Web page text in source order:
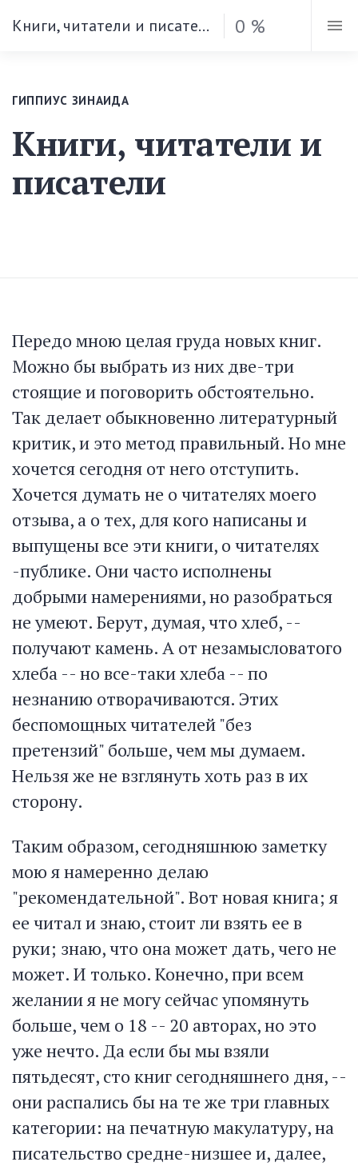
Книги, читатели и писатели 0 %
ГИППИУС ЗИНАИДА
Книги, читатели и
писатели
Передо мною целая груда новых книг.
Можно бы выбрать из них две-три
стоящие и поговорить обстоятельно.
Так делает обыкновенно литературный
критик, и это метод правильный. Но мне
хочется сегодня от него отступить.
Хочется думать не о читателях моего
отзыва, а о тех, для кого написаны и
выпущены все эти книги, о читателях
-публике. Они часто исполнены
добрыми намерениями, но разобраться
не умеют. Берут, думая, что хлеб, --
получают камень. А от незамысловатого
хлеба -- но все-таки хлеба -- по
незнанию отворачиваются. Этих
беспомощных читателей "без
претензий" больше, чем мы думаем.
Нельзя же не взглянуть хоть раз в их
сторону.
Таким образом, сегодняшнюю заметку
мою я намеренно делаю
"рекомендательной". Вот новая книга; я
ее читал и знаю, стоит ли взять ее в
руки; знаю, что она может дать, чего не
может. И только. Конечно, при всем
желании я не могу сейчас упомянуть
больше, чем о 18 -- 20 авторах, но это
уже нечто. Да если бы мы взяли
пятьдесят, сто книг сегодняшнего дня, --
они распались бы на те же три главных
категории: на печатную макулатуру, на
писательство средне-низшее и, далее,